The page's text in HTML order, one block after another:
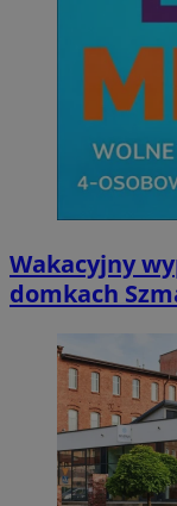
Wakacyjny
domkach